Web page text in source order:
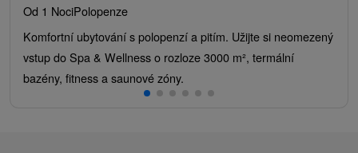
Od 1 NociPolopenze
Komfortní ubytování s polopenzí a pitím. Užijte si neomezený
vstup do Spa & Wellness o rozloze 3000 m², termální
bazény, fitness a saunové zóny.